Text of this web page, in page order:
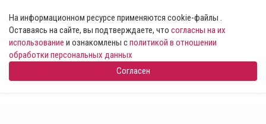
На информационном ресурсе применяются cookie-файлы .
Оставаясь на сайте, вы подтверждаете, что согласны на их
использование и ознакомлены сполитикой в отношении
обработки персональных данных
Согласен